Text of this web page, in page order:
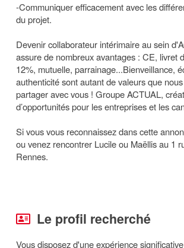
-Communiquer efficacement avec les
du projet.
Devenir collaborateur intérimaire au sein
assure de nombreux avantages : CE, livret
12%, mutuelle, parrainage...Bienveillance,
authenticité sont autant de valeurs que
partager avec vous ! Groupe ACTUAL,
d’opportunités pour les entreprises et les
Si vous vous reconnaissez dans cette
ou venez rencontrer Lucile ou Maëllis au 1
Rennes.
Le profil recherché
Vous disposez d'une expérience